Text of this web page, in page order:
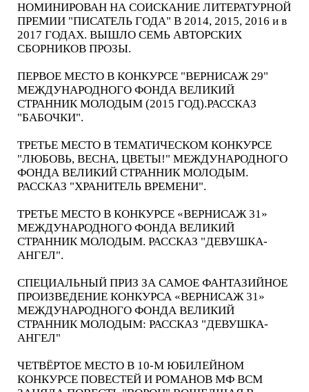
НОМИНИРОВАН НА СОИСКАНИЕ ЛИТЕРАТУРНОЙ
ПРЕМИИ "ПИСАТЕЛЬ ГОДА" В 2014, 2015, 2016 и в
2017 ГОДАХ. ВЫШЛО СЕМЬ АВТОРСКИХ
СБОРНИКОВ ПРОЗЫ.
ПЕРВОЕ МЕСТО В КОНКУРСЕ "ВЕРНИСАЖ 29"
МЕЖДУНАРОДНОГО ФОНДА ВЕЛИКИЙ
СТРАННИК МОЛОДЫМ (2015 ГОД).РАССКАЗ
"БАБОЧКИ".
ТРЕТЬЕ МЕСТО В ТЕМАТИЧЕСКОМ КОНКУРСЕ
"ЛЮБОВЬ, ВЕСНА, ЦВЕТЫ!" МЕЖДУНАРОДНОГО
ФОНДА ВЕЛИКИЙ СТРАННИК МОЛОДЫМ.
РАССКАЗ "ХРАНИТЕЛЬ ВРЕМЕНИ".
ТРЕТЬЕ МЕСТО В КОНКУРСЕ «ВЕРНИСАЖ 31»
МЕЖДУНАРОДНОГО ФОНДА ВЕЛИКИЙ
СТРАННИК МОЛОДЫМ. РАССКАЗ "ДЕВУШКА-
АНГЕЛ".
СПЕЦИАЛЬНЫЙ ПРИЗ ЗА САМОЕ ФАНТАЗИЙНОЕ
ПРОИЗВЕДЕНИЕ КОНКУРСА «ВЕРНИСАЖ 31»
МЕЖДУНАРОДНОГО ФОНДА ВЕЛИКИЙ
СТРАННИК МОЛОДЫМ: РАССКАЗ "ДЕВУШКА-
АНГЕЛ"
ЧЕТВЁРТОЕ МЕСТО В 10-М ЮБИЛЕЙНОМ
КОНКУРСЕ ПОВЕСТЕЙ И РОМАНОВ МФ ВСМ